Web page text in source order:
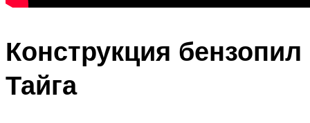
Конструкция бензопил
Тайга